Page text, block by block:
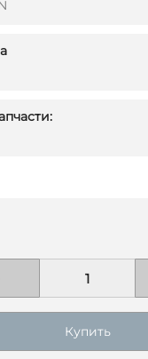
Купить